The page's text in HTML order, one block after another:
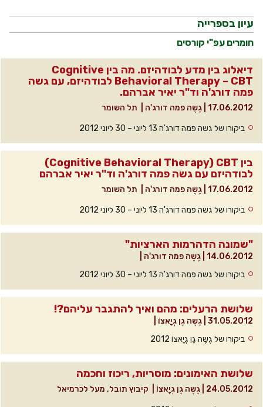
עיון בספרייה
חומרים עפ"י קורסים
דיאלוג בין מדע לבודהיזם. מה בין Cognitive
Behavioral Therapy – CBT לבודהיזם, עם גשה
פמה דורג'ה וד"ר יאיר אברהם.
17.06.2012
| גֶשֶה פמה דורג'ה תל השומר
ביקורו של גשה פמה דורג'ה 13 ליוני – 30 ליוני 2012
בין Cognitive Behavioral Therapy) CBT)
לבודהיזם עם גשה פמה דורג'ה וד"ר יאיר אברהם
17.06.2012
| גֶשֶה פמה דורג'ה תל השומר
ביקורו של גשה פמה דורג'ה 13 ליוני – 30 ליוני 2012
"שמונה הדהרמות הארציות"
14.06.2012
| גֶשֶה פמה דורג'ה
ביקורו של גשה פמה דורג'ה 13 ליוני – 30 ליוני 2012
שלושת הרעלים: מהם ואיך להתגבר עליהם?!
31.05.2012
| גֶשֶה גֶן גְיָאצוֹ
ביקורו של גֶשֶה גֶן גְיָאצוֹ 2012
שלושת האימונים: מוסריות, ריכוז וחכמה
24.05.2012 גֶשֶה גֶן גְיָאצוֹ קיבוץ תובל, מעל לכרמיאל